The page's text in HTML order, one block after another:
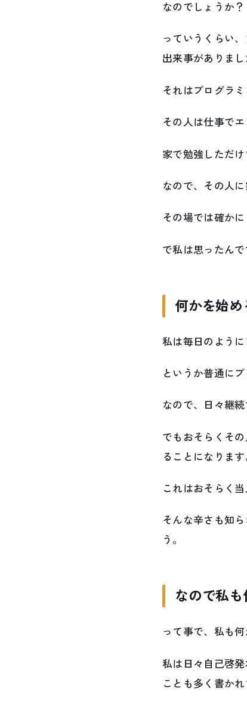
なのでしょうか？
っていうくらい
出来事がありまし
それはプログラ
その人は仕事で
家で勉強しただ
なので、その人
その場では確か
で私は思ったんで
何かを始め
私は毎日のよう
というか普通に
なので、日々継
でもおそらくそ
ることになります
これはおそらく
そんな辛さも知
う。
なので私も
って事で、私も
私は日々自己啓
ことも多く書かれ